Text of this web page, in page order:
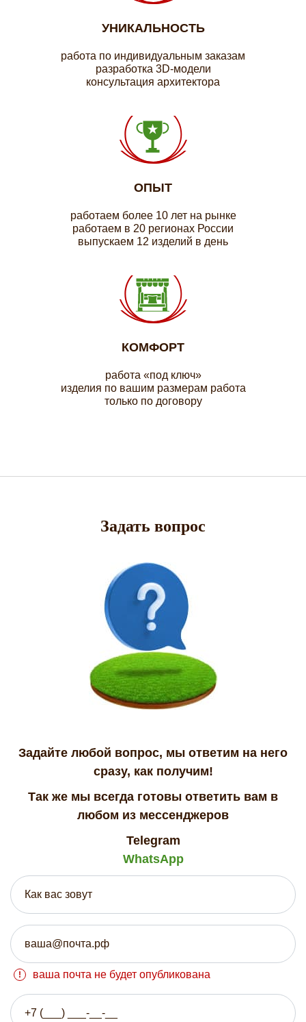
УНИКАЛЬНОСТЬ
работа по индивидуальным заказам
разработка 3D-модели
консультация архитектора
ОПЫТ
работаем более 10 лет на рынке
работаем в 20 регионах России
выпускаем 12 изделий в день
КОМФОРТ
работа «под ключ»
изделия по вашим размерам работа
только по договору
Задать вопрос
Задайте любой вопрос, мы ответим на него
сразу, как получим!
Так же мы всегда готовы ответить вам в
любом из мессенджеров
Telegram
WhatsApp
ваша почта не будет опубликована